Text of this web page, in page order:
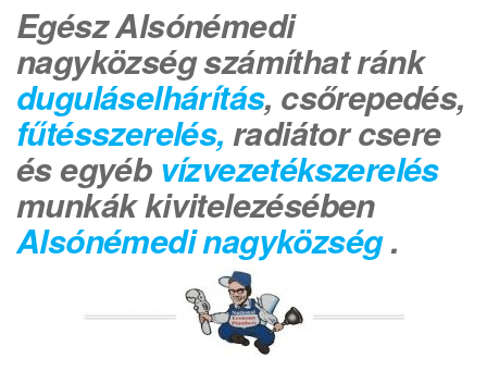
Egész Alsónémedi
nagyközség számíthat ránk
duguláselhárítás, csőrepedés,
fűtésszerelés, radiátor csere
és egyéb vízvezetékszerelés
munkák kivitelezésében
Alsónémedi nagyközség.